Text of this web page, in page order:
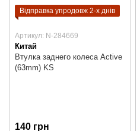
Відправка упродовж 2-х днів
Артикул: N-284669
Китай
Втулка заднего колеса Active
(63mm) KS
140 грн